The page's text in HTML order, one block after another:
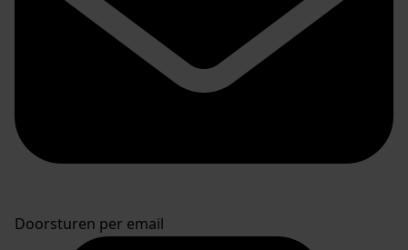
Doorsturen per email